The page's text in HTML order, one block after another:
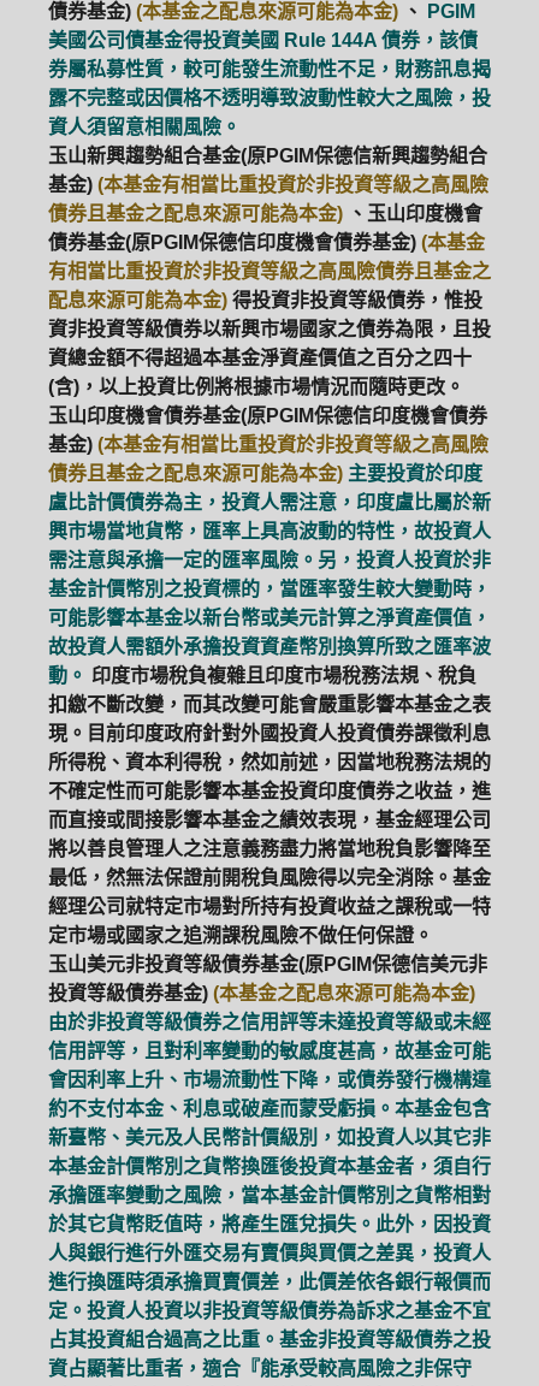
債券基金) (本基金之配息來源可能為本金) 、
PGIM
美國公司債基金得投資美國 Rule 144A 債券，該債
券屬私募性質，較可能發生流動性不足，財務訊息揭
露不完整或因價格不透明導致波動性較大之風險，投
資人須留意相關風險。
玉山新興趨勢組合基金(原PGIM保德信新興趨勢組合
基金) (本基金有相當比重投資於非投資等級之高風險
債券且基金之配息來源可能為本金) 、玉山印度機會
債券基金(原PGIM保德信印度機會債券基金) (本基金
有相當比重投資於非投資等級之高風險債券且基金之
配息來源可能為本金) 得投資非投資等級債券，惟投
資非投資等級債券以新興市場國家之債券為限，且投
資總金額不得超過本基金淨資產價值之百分之四十
(含)，以上投資比例將根據市場情況而隨時更改。
玉山印度機會債券基金(原PGIM保德信印度機會債券
基金) (本基金有相當比重投資於非投資等級之高風險
債券且基金之配息來源可能為本金) 主要投資於印度
盧比計價債券為主，投資人需注意，印度盧比屬於新
興市場當地貨幣，匯率上具高波動的特性，故投資人
需注意與承擔一定的匯率風險。另，投資人投資於非
基金計價幣別之投資標的，當匯率發生較大變動時，
可能影響本基金以新台幣或美元計算之淨資產價值，
故投資人需額外承擔投資資產幣別換算所致之匯率波
動。 印度市場稅負複雜且印度市場稅務法規、稅負
扣繳不斷改變，而其改變可能會嚴重影響本基金之表
現。目前印度政府針對外國投資人投資債券課徵利息
所得稅、資本利得稅，然如前述，因當地稅務法規的
不確定性而可能影響本基金投資印度債券之收益，進
而直接或間接影響本基金之績效表現，基金經理公司
將以善良管理人之注意義務盡力將當地稅負影響降至
最低，然無法保證前開稅負風險得以完全消除。基金
經理公司就特定市場對所持有投資收益之課稅或一特
定市場或國家之追溯課稅風險不做任何保證。
玉山美元非投資等級債券基金(原PGIM保德信美元非
投資等級債券基金) (本基金之配息來源可能為本金)
由於非投資等級債券之信用評等未達投資等級或未經
信用評等，且對利率變動的敏感度甚高，故基金可能
會因利率上升、市場流動性下降，或債券發行機構違
約不支付本金、利息或破產而蒙受虧損。本基金包含
新臺幣、美元及人民幣計價級別，如投資人以其它非
本基金計價幣別之貨幣換匯後投資本基金者，須自行
承擔匯率變動之風險，當本基金計價幣別之貨幣相對
於其它貨幣貶值時，將產生匯兌損失。此外，因投資
人與銀行進行外匯交易有賣價與買價之差異，投資人
進行換匯時須承擔買賣價差，此價差依各銀行報價而
定。投資人投資以非投資等級債券為訴求之基金不宜
占其投資組合過高之比重。基金非投資等級債券之投
資占顯著比重者，適合『能承受較高風險之非保守